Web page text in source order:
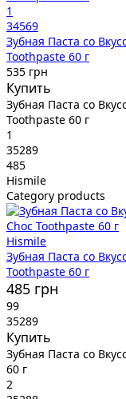
1
34569
Зубная Паста со
Toothpaste 60 г
535 грн
Купить
Зубная Паста со
Toothpaste 60 г
1
35289
485
Hismile
Category products
Hismile
Зубная Паста со
Toothpaste 60 г
485 грн
99
35289
Купить
Зубная Паста со
60 г
2